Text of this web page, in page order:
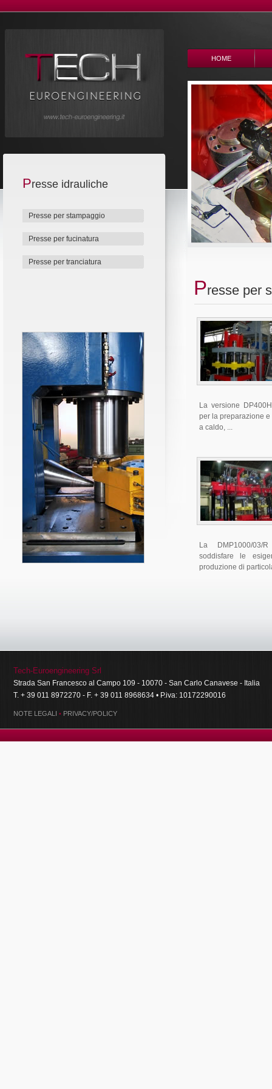
Presse idrauliche
Presse per stampaggio
Presse per fucinatura
Presse per tranciatura
HOME
Presse per
La versione
per la preparazione
a caldo, ...
La DMP1000/03/
soddisfare le
produzione di
Tech-Euroengineering Srl
Strada San Francesco al Campo 109 - 10070 - San Carlo Canavese - Italia
T. + 39 011 8972270 - F. + 39 011 8968634 • P.iva: 10172290016
NOTE LEGALI • PRIVACY/POLICY